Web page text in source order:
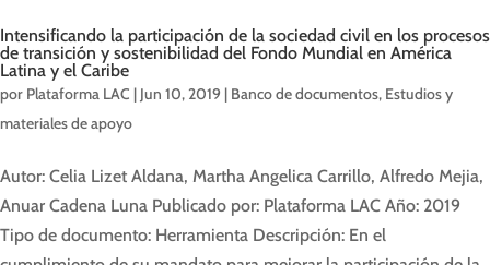
Intensificando la participación de la sociedad civil en los procesos
de transición y sostenibilidad del Fondo Mundial en América
Latina y el Caribe
por Plataforma LAC | Jun 10, 2019 | Banco de documentos, Estudios y
materiales de apoyo
Autor: Celia Lizet Aldana, Martha Angelica Carrillo, Alfredo Mejia,
Anuar Cadena Luna Publicado por: Plataforma LAC Año: 2019
Tipo de documento: Herramienta Descripción: En el